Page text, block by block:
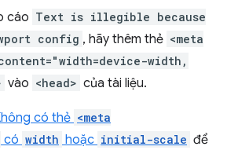
cáo Text is illegible because
config , hãy thêm thẻ <meta
width,
vào <head> của tài liệu.
có thẻ <meta
có width hoặc initial-scale để